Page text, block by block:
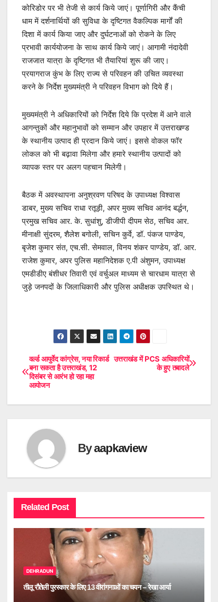
कोरिडोर पर भी तेजी से कार्य किये जाएं। पूर्णागिरी और कैंची
धाम में दर्शनार्थियों की सुविधा के दृष्टिगत वैकल्पिक मार्गों की
दिशा में कार्य किया जाए और दुर्घटनाओं को रोकने के लिए
प्रभावी कार्ययोजना के साथ कार्य किये जाएं। आगामी नंदादेवी
राजजात यात्रा के दृष्टिगत भी तैयारियां शुरू की जाए।
प्रयागराज कुंभ के लिए राज्य से परिवहन की उचित व्यवस्था
करने के निर्देश मुख्यमंत्री ने परिवहन विभाग को दिये हैं।
मुख्यमंत्री ने अधिकारियों को निर्देश दिये कि प्रदेश में आने वाले
आगन्तुकों और महानुभावों को सम्मान और उपहार में उत्तराखण्ड
के स्थानीय उत्पाद ही प्रदान किये जाएं। इससे वोकल फॉर
लोकल को भी बढ़ावा मिलेगा और हमारे स्थानीय उत्पादों को
व्यापक स्तर पर अलग पहचान मिलेगी।
बैठक में अवस्थापना अनुश्रवण परिषद के उपाध्यक्ष विश्वास
डाबर, मुख्य सचिव राधा रतूड़ी, अपर मुख्य सचिव आनंद बर्द्धन,
प्रमुख सचिव आर. के. सुधांशु, डीजीपी दीपम सेठ, सचिव आर.
मीनाक्षी सुंदरम, शैलेश बगोली, सचिन कुर्वे, डॉ. पंकज पाण्डेय,
बृजेश कुमार संत, एच.सी. सेमवाल, विनय शंकर पाण्डेय, डॉ. आर.
राजेश कुमार, अपर पुलिस महानिदेशक ए.पी अंशुमन, उपाध्यक्ष
एमडीडीए बंशीधर तिवारी एवं वर्चुअल माध्यम से चारधाम यात्रा से
जुड़े जनपदों के जिलाधिकारी और पुलिस अधीक्षक उपस्थित थे।
Post
navigation
उत्तराखंड में PCS अधिकारियों
के हुए तबादले
वर्ल्ड आयुर्वेद कांग्रेस, नया रिकार्ड
बना सकता है उत्तराखंड, 12
दिसंबर से आरंभ हो रहा महा
आयोजन
Byaapkaview
Related Post
DEHRADUN
तीलू रौतेली पुरस्कार के लिए 13 वीरांगनाओं का चयन – रेखा आर्या